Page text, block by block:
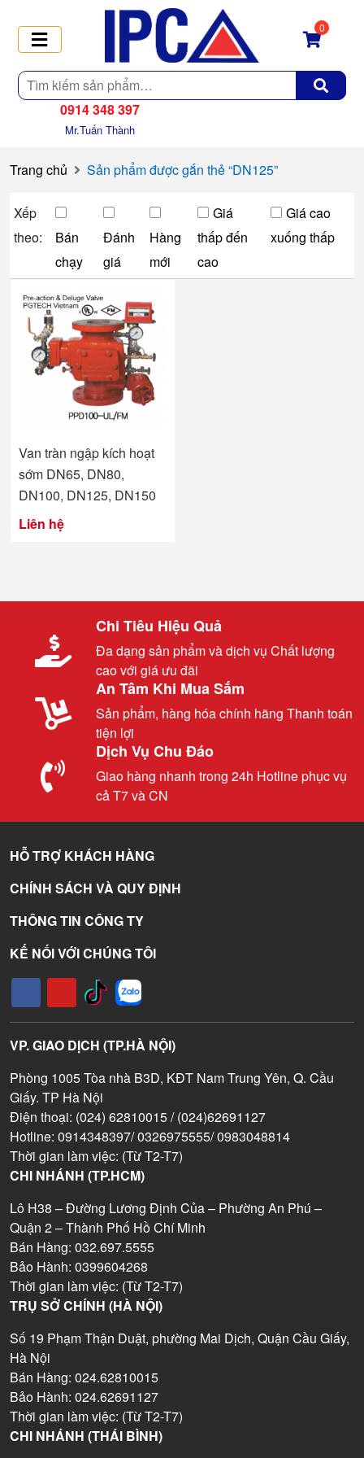
Tìm
kiếm
0
0914 348 397
Mr.Tuấn Thành
Trang chủ Sản phẩm được gắn thẻ “DN125”
Xếp
theo:
Bán
chạy
Đánh
giá
Hàng
mới
Giá
thấp đến
cao
Giá cao
xuống thấp
Van tràn ngập kích hoạt
sớm DN65, DN80,
DN100, DN125, DN150
Liên hệ
Chi Tiêu Hiệu Quả
Đa dạng sản phẩm và dịch vụ Chất lượng
cao với giá ưu đãi
An Tâm Khi Mua Sắm
Sản phẩm, hàng hóa chính hãng Thanh toán
tiện lợi
Dịch Vụ Chu Đáo
Giao hàng nhanh trong 24h Hotline phục vụ
cả T7 và CN
HỖ TRỢ KHÁCH HÀNG
CHÍNH SÁCH VÀ QUY ĐỊNH
THÔNG TIN CÔNG TY
KẾ NỐI VỚI CHÚNG TÔI
VP. GIAO DỊCH (TP.HÀ NỘI)
Phòng 1005 Tòa nhà B3D, KĐT Nam Trung Yên, Q. Cầu
Giấy. TP Hà Nội
Điện thoại: (024) 62810015 / (024)62691127
Hotline: 0914348397/ 0326975555/ 0983048814
Thời gian làm việc: (Từ T2-T7)
CHI NHÁNH (TP.HCM)
Lô H38 – Đường Lương Định Của – Phường An Phú –
Quận 2 – Thành Phố Hồ Chí Minh
Bán Hàng: 032.697.5555
Bảo Hành: 0399604268
Thời gian làm việc: (Từ T2-T7)
TRỤ SỞ CHÍNH (HÀ NỘI)
Số 19 Phạm Thận Duật, phường Mai Dịch, Quận Cầu Giấy,
Hà Nội
Bán Hàng: 024.62810015
Bảo Hành: 024.62691127
Thời gian làm việc: (Từ T2-T7)
CHI NHÁNH (THÁI BÌNH)